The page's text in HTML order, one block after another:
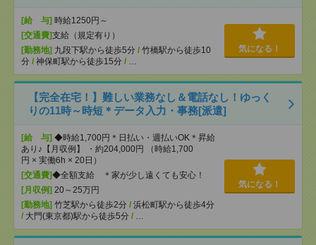
[給 与] 時給1250円～
[交通費]支給（規定有り）
[勤務地] 九段下駅から徒歩5分 / 竹橋駅から徒歩10
分 / 神保町駅から徒歩15分 / …
気になる！
【完全在宅！】難しい業務なし＆電話なし！ゆっく
りの11時～時短＊データ入力・事務[派遣]
[給 与] ◆時給1,700円＊日払い・週払いOK＊昇給
あり♪【月収例】 ・約204,000円 （時給1,700
円 × 実働6h × 20日）
[交通費]◆全額支給 ＊家が少し遠くても安心！
[月収例] 20～25万円
[勤務地] 竹芝駅から徒歩2分 / 浜松町駅から徒歩4分
/ 大門(東京都)駅から徒歩5分 / …
気になる！